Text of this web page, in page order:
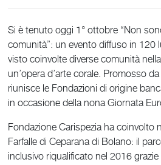
Si è tenuto oggi 1° ottobre “Non
comunità”: un evento diffuso in 120
visto coinvolte diverse comunità
un’opera d’arte corale. Promosso
riunisce le Fondazioni di origine
in occasione della nona Giornata
Fondazione Carispezia ha coinvolto
Farfalle di Ceparana di Bolano: il
inclusivo riqualificato nel 2016